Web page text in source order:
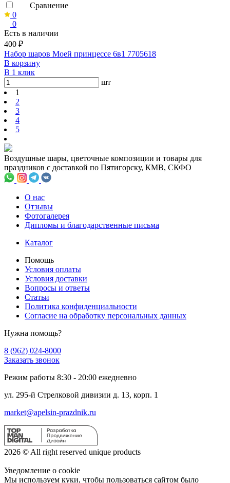
Сравнение
0
0
Есть в наличии
400 ₽
Набор шаров Моей принцессе 6в1 7705618
В корзину
В 1 клик
шт
1
2
3
4
5
Воздушные шары, цветочные композиции и товары для
праздников с доставкой по Пятигорску, КМВ, СКФО
О нас
Отзывы
Фотогалерея
Дипломы и благодарственные письма
Каталог
Помощь
Условия оплаты
Условия доставки
Вопросы и ответы
Статьи
Политика конфиденциальности
Cогласие на обработку персональных данных
Нужна помощь?
8 (962) 024-8000
Заказать звонок
Режим работы 8:30 - 20:00 ежедневно
ул. 295-й Стрелковой дивизии д. 13, корп. 1
market@apelsin-prazdnik.ru
2026 © All right reserved unique products
Уведомление о cookie
Мы используем куки, чтобы пользоваться сайтом было